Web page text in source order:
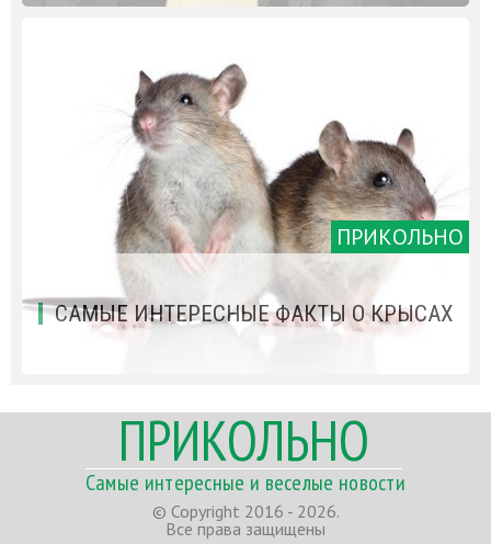
ПРИКОЛЬНО
САМЫЕ ИНТЕРЕСНЫЕ ФАКТЫ О КРЫСАХ
ПРИКОЛЬНО
Самые интересные и веселые новости
© Copyright 2016 - 2026.
Все права защищены